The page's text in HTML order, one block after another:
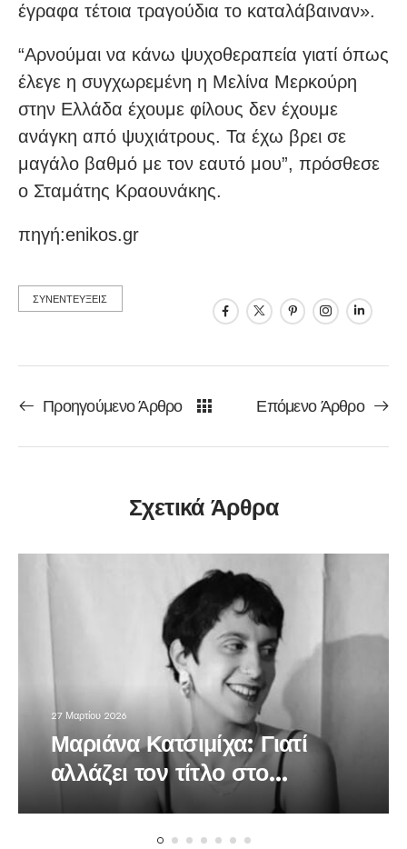
έγραφα τέτοια τραγούδια το καταλάβαιναν».
“Αρνούμαι να κάνω ψυχοθεραπεία γιατί όπως
έλεγε η συγχωρεμένη η Μελίνα Μερκούρη
στην Ελλάδα έχουμε φίλους δεν έχουμε
ανάγκη από ψυχιάτρους. Τα έχω βρει σε
μαγάλο βαθμό με τον εαυτό μου”, πρόσθεσε
ο Σταμάτης Κραουνάκης.
πηγή:enikos.gr
ΣΥΝΕΝΤΕΥΞΕΙΣ
Προηγούμενο Άρθρο Επόμενο Άρθρο
Σχετικά Άρθρα
27 Μαρτίου 2026
Μαριάνα Κατσιμίχα: Γιατί
αλλάζει τον τίτλο στο
τραγούδι της «Το Βαλς των
Χαμένων Ονείρων»